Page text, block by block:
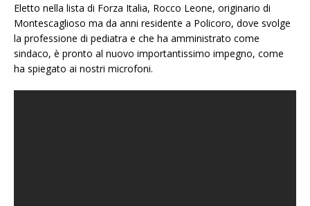
Eletto nella lista di Forza Italia, Rocco Leone, originario di
Montescaglioso ma da anni residente a Policoro, dove svolge
la professione di pediatra e che ha amministrato come
sindaco, è pronto al nuovo importantissimo impegno, come
ha spiegato ai nostri microfoni.